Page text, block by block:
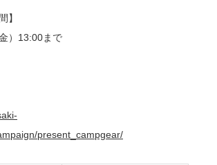
】
）13:00まで
present_campgear/